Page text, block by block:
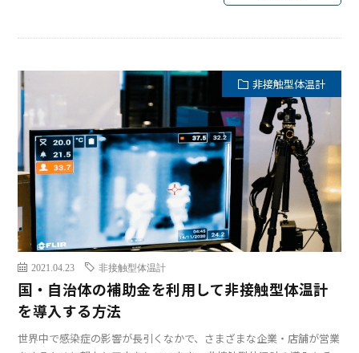
非接触型体温計
2021.04.23 非接触型体温計
国・自治体の補助金を利用して非接触型体温計
を導入する方法
世界中で感染症の影響が長引くなかで、さまざまな企業・店舗が営業